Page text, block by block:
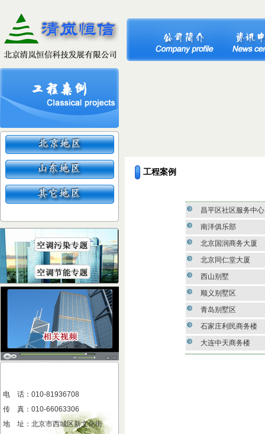
电 话：010-81936708
传 真 ： 010-66063306
地 址 ： 北京市西城区新文化街
工程案例
昌平区社区服务中心
南洋俱乐部
北京国润商务大厦
北京同仁堂大厦
西山别墅
顺义别墅区
青岛别墅区
石家庄利民商务楼
大连中天商务楼